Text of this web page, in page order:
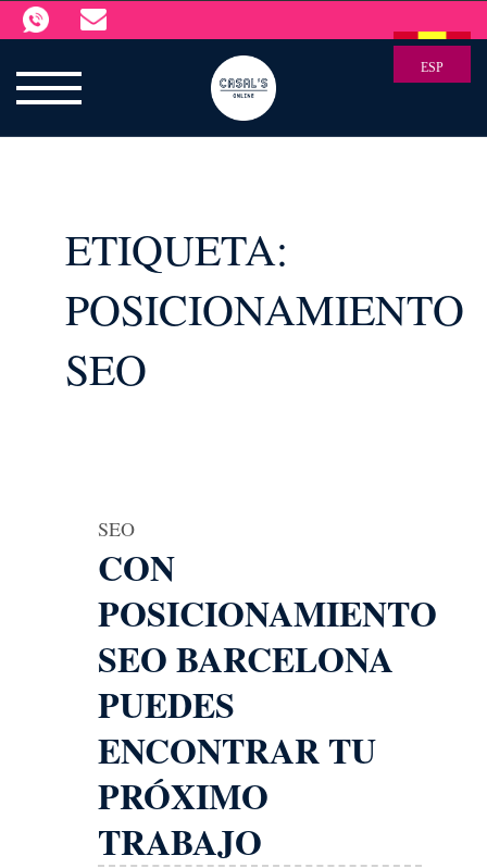
ESP
ETIQUETA:
POSICIONAMIENTO
SEO
SEO
CON
POSICIONAMIENTO
SEO BARCELONA
PUEDES
ENCONTRAR TU
PRÓXIMO
TRABAJO